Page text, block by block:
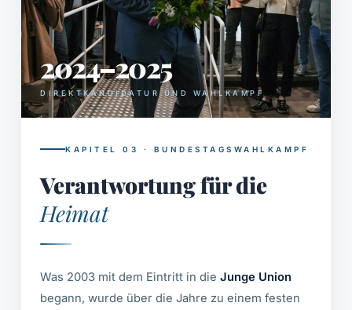
2024–2025
DIREKTKANDIDATUR UND WAHLKAMPF
KAPITEL 03 · BUNDESTAGSWAHLKAMPF
Verantwortung für die
Heimat
Was 2003 mit dem Eintritt in die Junge Union
begann, wurde über die Jahre zu einem festen